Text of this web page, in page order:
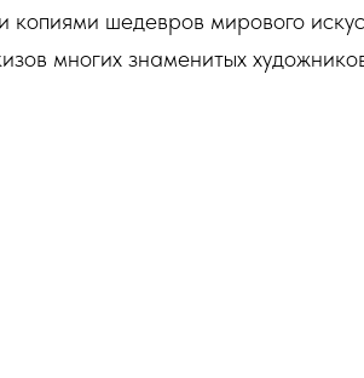
шедевров мирового
многих знаменитых